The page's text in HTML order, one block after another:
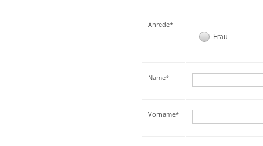
Anrede*
Frau
Name*
Vorname*